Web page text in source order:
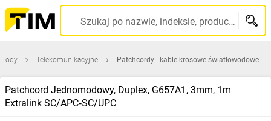
Szukaj po nazwie, indeksie, producencie, kodzie kreskowym...
Telekomunikacyjne Patchcordy - kable krosowe światłowodowe
Patchcord Jednomodowy, Duplex, G657A1, 3mm, 1m
Extralink SC/APC‑SC/UPC